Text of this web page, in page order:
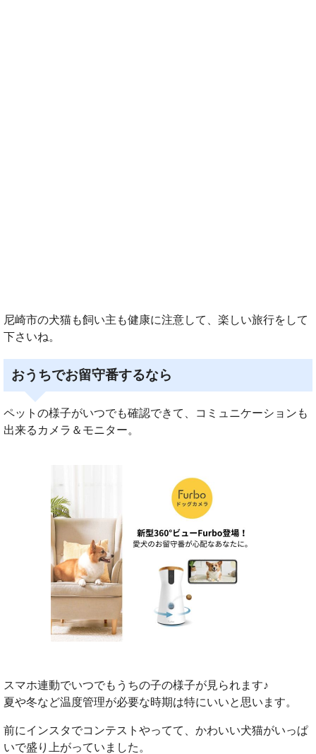
尼崎市の犬猫も飼い主も健康に注意して、楽しい旅行をして
下さいね。
おうちでお留守番するなら
ペットの様子がいつでも確認できて、コミュニケーションも
出来るカメラ＆モニター。
スマホ連動でいつでもうちの子の様子が見られます♪
夏や冬など温度管理が必要な時期は特にいいと思います。
前にインスタでコンテストやってて、かわいい犬猫がいっぱ
いで盛り上がっていました。